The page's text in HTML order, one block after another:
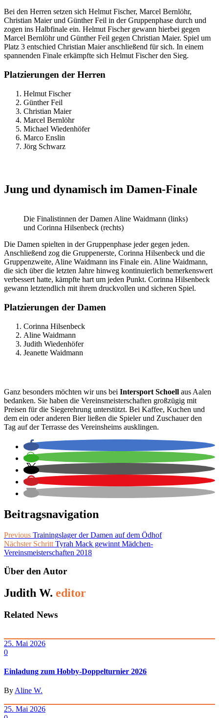
Bei den Herren setzen sich Helmut Fischer, Marcel Bernlöhr,
Christian Maier und Günther Feil in der Gruppenphase durch und
zogen ins Halbfinale ein. Helmut Fischer gewann hierbei gegen
Marcel Bernlöhr und Günther Feil gegen Christian Maier. Spiel um
Platz 3 entschied Christian Maier anschließend für sich. In einem
spannenden Finale erkämpfte sich Helmut Fischer den Sieg.
Platzierungen der Herren
Helmut Fischer
Günther Feil
Christian Maier
Marcel Bernlöhr
Michael Wiedenhöfer
Marco Enslin
Jörg Schwarz
Jung und dynamisch im Damen-Finale
Die Finalistinnen der Damen Aline Waidmann (links)
und Corinna Hilsenbeck (rechts)
Die Damen spielten in der Gruppenphase jeder gegen jeden.
Anschließend zog die Gruppenerste, Corinna Hilsenbeck und die
Gruppenzweite, Aline Waidmann ins Finale ein. Aline Waidmann,
die sich über die letzten Jahre hinweg kontinuierlich bemerkenswert
verbessert hatte, kämpfte hart um jeden Punkt. Corinna Hilsenbeck
gewann letztendlich mit ihrem druckvollen und sicheren Spiel.
Platzierungen der Damen
Corinna Hilsenbeck
Aline Waidmann
Judith Wiedenhöfer
Jeanette Waidmann
Ganz besonders möchten wir uns bei Intersport Schoell aus Aalen
bedanken. Sie haben die Vereinsmeisterschaften großzügig mit
Preisen für die Siegerehrung unterstützt. Bei Kaffee, Kuchen und
dem ein oder anderen Bier ließen die Spieler und Zuschauer den
Tag auf der Terrasse des Vereinsheims ausklingen.
Beitragsnavigation
Previous Trainingslager der Damen auf dem Ödhof
Nächster Schritt Tyrah Mack gewinnt Mädchen-
Vereinsmeisterschaften 2018
Über den Autor
Judith W. editor
Related News
25. Mai 2026
0
Einladung zum Hobby-Doppelturnier 2026
ByAline W.
25. Mai 2026